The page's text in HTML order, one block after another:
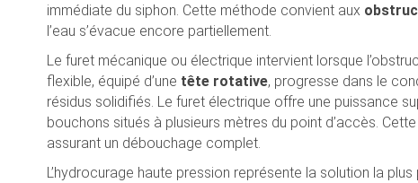
immédiate du siphon. Cette méthode convient aux
l’eau s’évacue encore partiellement.
Le furet mécanique ou électrique intervient lorsque
flexible, équipé d’une tête rotative, progresse dans le
résidus solidifiés. Le furet électrique offre une puissance
bouchons situés à plusieurs mètres du point d’accès.
assurant un débouchage complet.
L’hydrocurage haute pression représente la solution la